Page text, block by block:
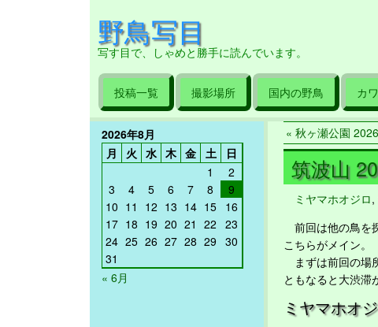
野鳥写目
写す目で、しゃめと勝手に読んでいます。
投稿一覧 撮影場所 国内の野鳥 カ
2026年8月
月
火 水 木 金 土
日
1
2
3
4 5 6 7 8
9
10 11 12 13 14 15 16
17 18 19 20 21 22 23
24 25 26 27 28 29 30
31
« 6月
« 秋ヶ瀬公園
筑波山
ミヤマホオジロ,
前回は他の鳥を
こちらがメイン。
まずは前回の場
ともなると大渋滞
ミヤマホオ